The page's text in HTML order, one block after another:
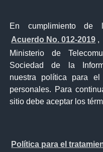
En cumplimiento de
Acuerdo No. 012-2019 ,
Ministerio de
Sociedad de la
nuestra política para el
personales. Para
sitio debe aceptar los
Política para el
Ventanilla
Sistema
Teléfono: